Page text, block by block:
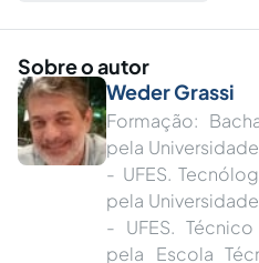
Sobre o autor
Weder Grassi
Formação:
pela
- UFES.
pela
- UFES.
pela Escola